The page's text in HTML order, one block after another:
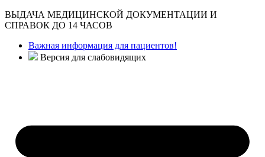
ВЫДАЧА МЕДИЦИНСКОЙ ДОКУМЕНТАЦИИ И
СПРАВОК ДО 14 ЧАСОВ
Важная информация для пациентов!
Версия для слабовидящих